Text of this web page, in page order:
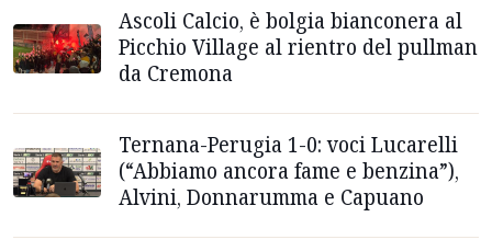
Ascoli Calcio, è bolgia bianconera al
Picchio Village al rientro del pullman
da Cremona
Ternana-Perugia 1-0: voci Lucarelli
(“Abbiamo ancora fame e benzina”),
Alvini, Donnarumma e Capuano